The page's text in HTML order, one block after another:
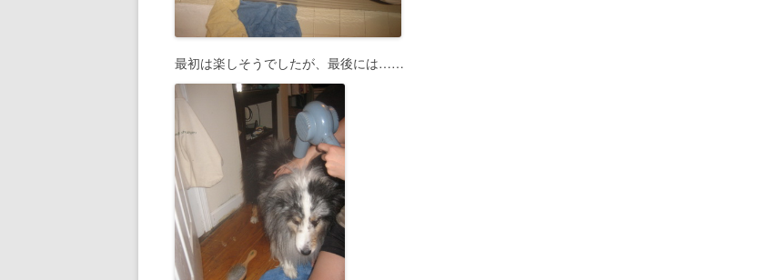
最初は楽しそうでしたが、最後には……